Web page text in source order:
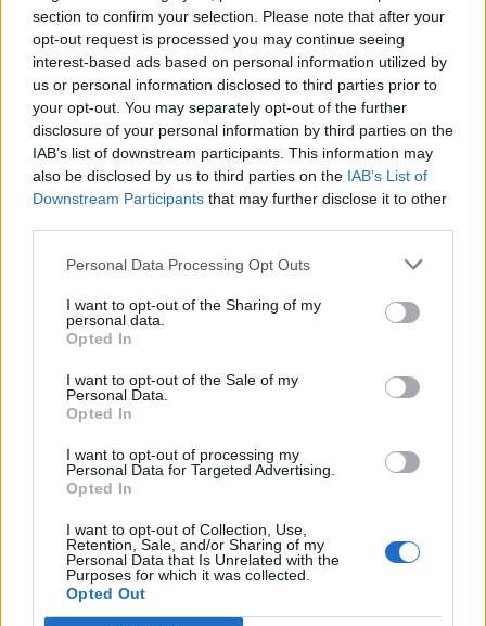
section to confirm your selection. Please note that after your
opt-out request is processed you may continue seeing
interest-based ads based on personal information utilized by
us or personal information disclosed to third parties prior to
your opt-out. You may separately opt-out of the further
disclosure of your personal information by third parties on the
IAB’s list of downstream participants. This information may
also be disclosed by us to third parties on the IAB’s List of
Downstream Participants that may further disclose it to other
Personal Data Processing Opt Outs
I want to opt-out of the Sharing of my
personal data.
Opted In
I want to opt-out of the Sale of my
Personal Data.
Opted In
I want to opt-out of processing my
Personal Data for Targeted Advertising.
Opted In
I want to opt-out of Collection, Use,
Retention, Sale, and/or Sharing of my
Personal Data that Is Unrelated with the
Purposes for which it was collected.
Opted Out